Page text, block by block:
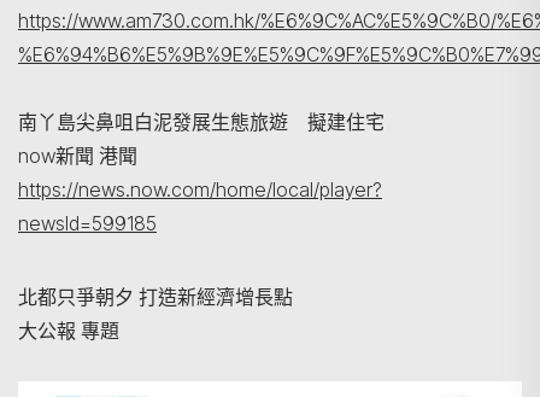
https://www.am730.com.hk/%E6%9C%AC%E5%9C%B0/
南丫島尖鼻咀白泥發展生態旅遊 擬建住宅
now新聞 港聞
https://news.now.com/home/local/player?
newsId=599185
北都只爭朝夕 打造新經濟增長點
大公報 專題